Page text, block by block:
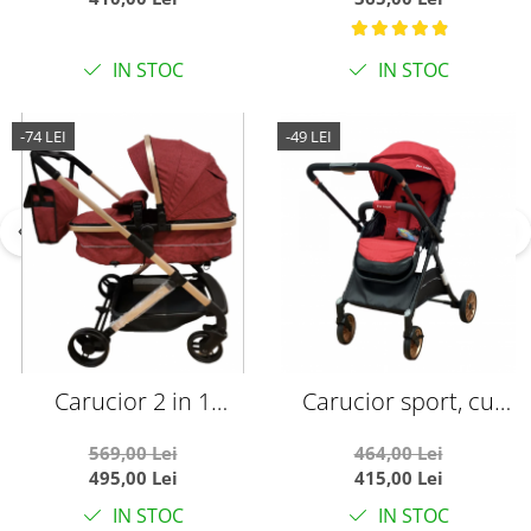
husa de picioare si
IN STOC IN STOC
-74 LEI
Carucior 2 in 1
sport, 608 Rosu
569,00 Lei
495,00 Lei
IN STOC
-49 LEI
Carucior sport, cu
si troler, T700 For Angel,
Rosu
464,00 Lei
415,00 Lei
IN STOC